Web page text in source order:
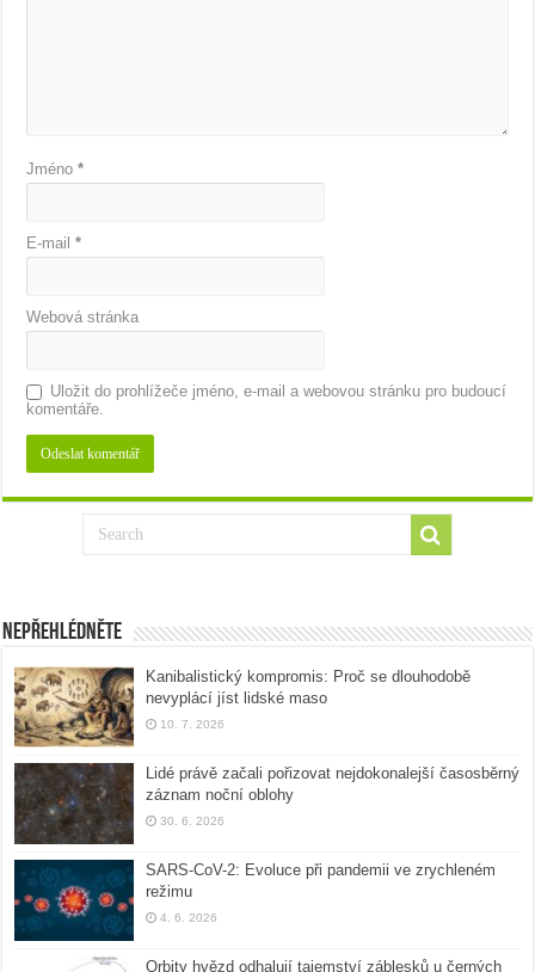
Jméno*
E-mail*
Webová stránka
Uložit do prohlížeče jméno, e-mail a webovou stránku pro budoucí
komentáře.
Nepřehlédněte
Kanibalistický kompromis: Proč se dlouhodobě
nevyplácí jíst lidské maso
10. 7. 2026
Lidé právě začali pořizovat nejdokonalejší časosběrný
záznam noční oblohy
30. 6. 2026
SARS-CoV-2: Evoluce při pandemii ve zrychleném
režimu
4. 6. 2026
Orbity hvězd odhalují tajemství záblesků u černých